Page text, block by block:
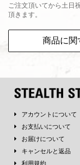
ご注文頂いてから土日
頂きます。
商品に関
アカウントについて
お支払いについて
お届けについて
キャンセルと返品